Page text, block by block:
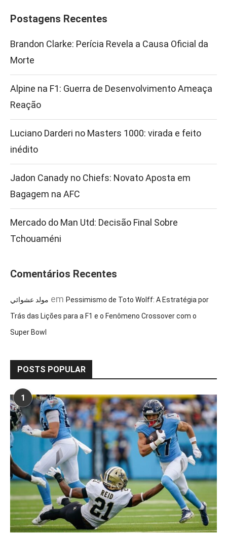
Postagens Recentes
Brandon Clarke: Perícia Revela a Causa Oficial da
Morte
Alpine na F1: Guerra de Desenvolvimento Ameaça
Reação
Luciano Darderi no Masters 1000: virada e feito
inédito
Jadon Canady no Chiefs: Novato Aposta em
Bagagem na AFC
Mercado do Man Utd: Decisão Final Sobre
Tchouaméni
Comentários Recentes
مولد عشوائي em Pessimismo de Toto Wolff: A Estratégia por
Trás das Lições para a F1 e o Fenômeno Crossover com o
Super Bowl
POSTS POPULAR
1